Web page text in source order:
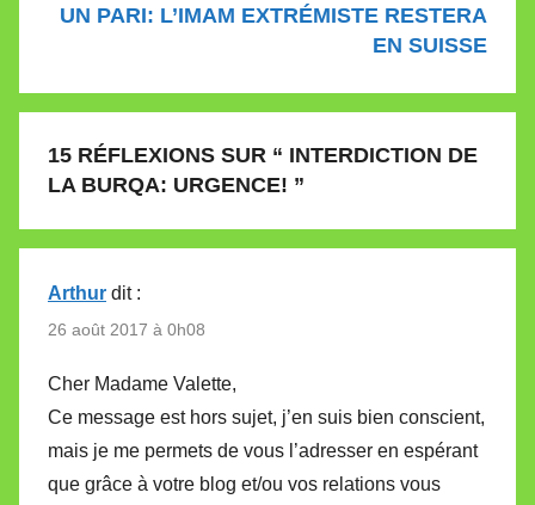
UN PARI: L’IMAM EXTRÉMISTE RESTERA
EN SUISSE
15 RÉFLEXIONS SUR “ INTERDICTION DE
LA BURQA: URGENCE! ”
Arthur dit :
26 août 2017 à 0h08
Cher Madame Valette,
Ce message est hors sujet, j’en suis bien conscient,
mais je me permets de vous l’adresser en espérant
que grâce à votre blog et/ou vos relations vous